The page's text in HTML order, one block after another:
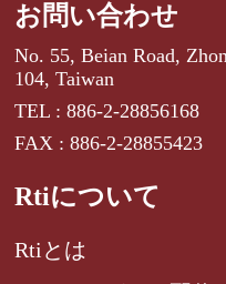
お問い合わせ
No. 55, Beian Road,
104, Taiwan
TEL : 886-2-28856168
FAX : 886-2-28855423
Rtiについて
Rtiとは